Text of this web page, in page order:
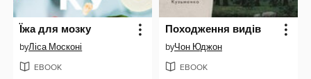
Їжа для мозку
byЛіса Москоні
EBOOK
Походження видів
byЧон Юджон
EBOOK